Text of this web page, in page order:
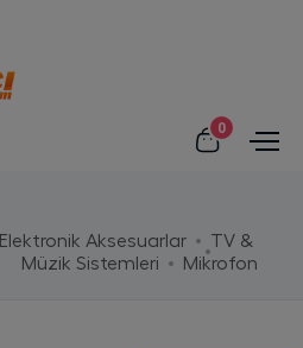
0
Elektronik Aksesuarlar
TV &
Müzik Sistemleri Mikrofon